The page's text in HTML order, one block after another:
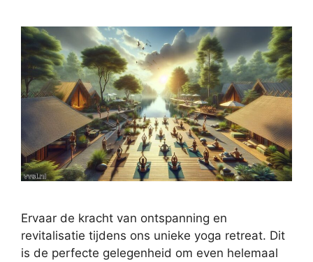
Ervaar de kracht van ontspanning en
revitalisatie tijdens ons unieke yoga retreat. Dit
is de perfecte gelegenheid om even helemaal